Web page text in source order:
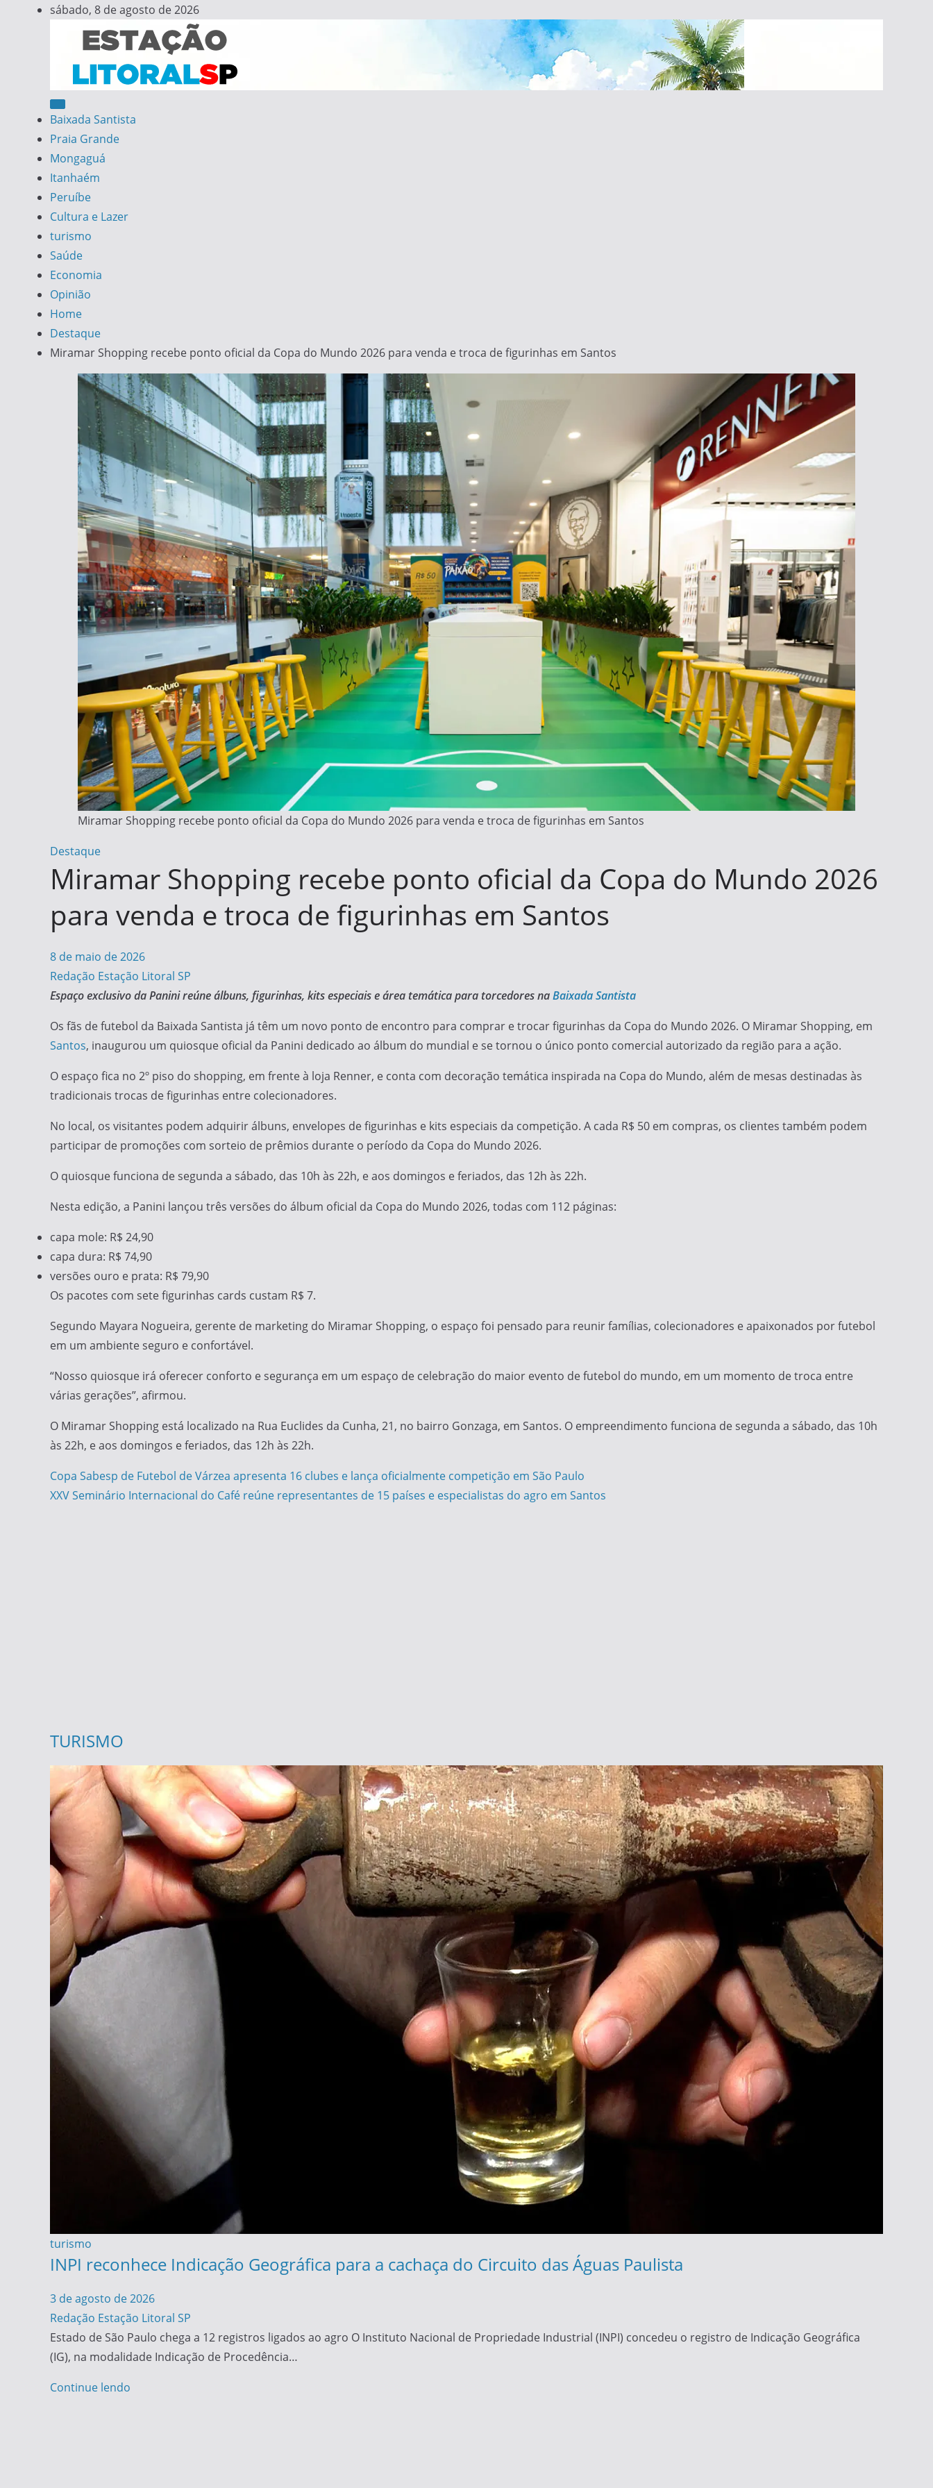
Skip
content
sábado, 8 de agosto de 2026
Estação Litoral SP
Notícias da Baixada Santista
Baixada Santista
Praia Grande
Mongaguá
Itanhaém
Peruíbe
Cultura e Lazer
turismo
Saúde
Economia
Opinião
Home
Destaque
Miramar Shopping recebe ponto oficial da Copa do Mundo 2026 para venda e troca de figurinhas em Santos
Miramar Shopping recebe ponto oficial da Copa do Mundo 2026 para venda e troca de figurinhas em Santos
Destaque
Miramar Shopping recebe ponto oficial da Copa do Mundo 2026
para venda e troca de figurinhas em Santos
8 de maio de 2026
Redação Estação Litoral SP
Espaço exclusivo da Panini reúne álbuns, figurinhas, kits especiais e área temática para torcedores naBaixada Santista
Os fãs de futebol da Baixada Santista já têm um novo ponto de encontro para comprar e trocar figurinhas da Copa do Mundo 2026. O Miramar Shopping, em
Santos, inaugurou um quiosque oficial da Panini dedicado ao álbum do mundial e se tornou o único ponto comercial autorizado da região para a ação.
O espaço fica no 2º piso do shopping, em frente à loja Renner, e conta com decoração temática inspirada na Copa do Mundo, além de mesas destinadas às
tradicionais trocas de figurinhas entre colecionadores.
No local, os visitantes podem adquirir álbuns, envelopes de figurinhas e kits especiais da competição. A cada R$ 50 em compras, os clientes também podem
participar de promoções com sorteio de prêmios durante o período da Copa do Mundo 2026.
O quiosque funciona de segunda a sábado, das 10h às 22h, e aos domingos e feriados, das 12h às 22h.
Nesta edição, a Panini lançou três versões do álbum oficial da Copa do Mundo 2026, todas com 112 páginas:
capa mole: R$ 24,90
capa dura: R$ 74,90
versões ouro e prata: R$ 79,90
Os pacotes com sete figurinhas cards custam R$ 7.
Segundo Mayara Nogueira, gerente de marketing do Miramar Shopping, o espaço foi pensado para reunir famílias, colecionadores e apaixonados por futebol
em um ambiente seguro e confortável.
“Nosso quiosque irá oferecer conforto e segurança em um espaço de celebração do maior evento de futebol do mundo, em um momento de troca entre
várias gerações”, afirmou.
O Miramar Shopping está localizado na Rua Euclides da Cunha, 21, no bairro Gonzaga, em Santos. O empreendimento funciona de segunda a sábado, das 10h
às 22h, e aos domingos e feriados, das 12h às 22h.
Navegação
de
Copa Sabesp de Futebol de Várzea apresenta 16 clubes e lança oficialmente competição em São Paulo
XXV Seminário Internacional do Café reúne representantes de 15 países e especialistas do agro em Santos
TURISMO
turismo
INPI reconhece Indicação Geográfica para a cachaça do Circuito das Águas Paulista
3 de agosto de 2026
Redação Estação Litoral SP
Estado de São Paulo chega a 12 registros ligados ao agro O Instituto Nacional de Propriedade Industrial (INPI) concedeu o registro de Indicação Geográfica
(IG), na modalidade Indicação de Procedência…
Continue lendo